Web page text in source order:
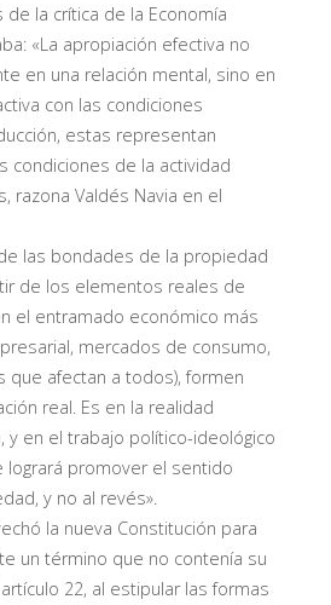
de la crítica de la Economía
«La apropiación efectiva no
en una relación mental, sino en
con las condiciones
estas representan
condiciones de la actividad
razona Valdés Navia en el
las bondades de la propiedad
de los elementos reales de
el entramado económico más
mercados de consumo,
que afectan a todos), formen
real. Es en la realidad
y en el trabajo político-ideológico
promover el sentido
y no al revés».
la nueva Constitución para
un término que no contenía su
22, al estipular las formas